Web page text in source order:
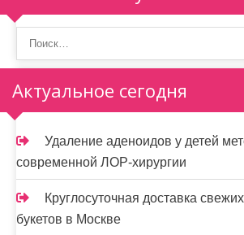
з
а
п
и
с
я
м
Актуальное сегодня
Удаление аденоидов у детей
современной ЛОР-хирургии
Круглосуточная доставка
букетов в Москве